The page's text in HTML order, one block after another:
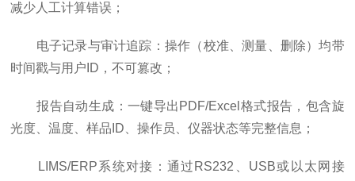
减少人工计算错误；
电子记录与审计追踪：操作（校准、测量、删除）均带
时间戳与用户ID，不可篡改；
报告自动生成：一键导出PDF/Excel格式报告，包含旋
光度、温度、样品ID、操作员、仪器状态等完整信息；
LIMS/ERP系统对接：通过RS232、USB或以太网接